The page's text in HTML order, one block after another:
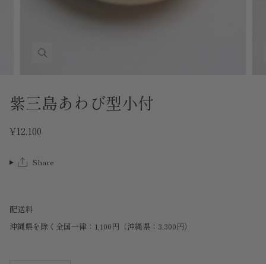
紫三島あわび型小付
¥12,100
Share
配送料
沖縄県を除く全国一律：1,100円（沖縄県：3,300円）